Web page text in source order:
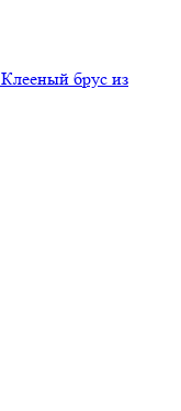
Клееный брус из